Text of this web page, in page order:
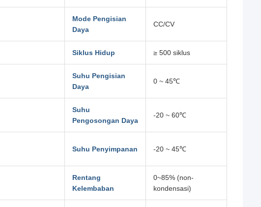
Mode Pengisian
Daya
CC/CV
Siklus Hidup ≥ 500 siklus
Suhu Pengisian
Daya
0 ~ 45℃
Suhu
Pengosongan Daya
-20 ~ 60℃
Suhu Penyimpanan -20 ~ 45℃
Rentang
Kelembaban
0~85% (non-
kondensasi)